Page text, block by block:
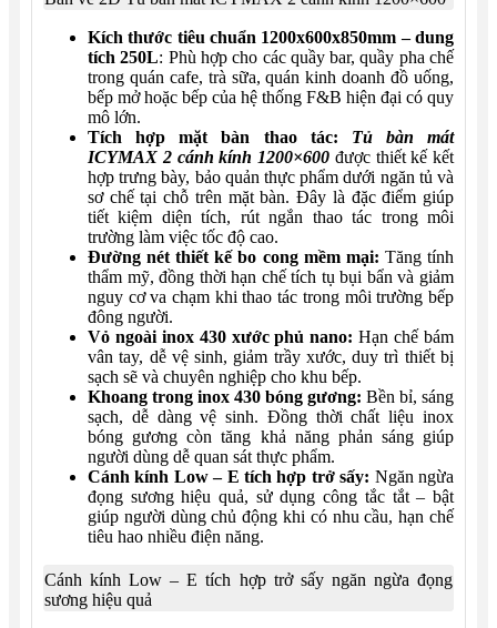
Kích thước tiêu chuẩn 1200x600x850mm – dung
tích 250L: Phù hợp cho các quầy bar, quầy pha chế
trong quán cafe, trà sữa, quán kinh doanh đồ uống,
bếp mở hoặc bếp của hệ thống F&B hiện đại có quy
mô lớn.
Tích hợp mặt bàn thao tác: Tủ bàn mát
ICYMAX 2 cánh kính 1200×600 được thiết kế kết
hợp trưng bày, bảo quản thực phẩm dưới ngăn tủ và
sơ chế tại chỗ trên mặt bàn. Đây là đặc điểm giúp
tiết kiệm diện tích, rút ngắn thao tác trong môi
trường làm việc tốc độ cao.
Đường nét thiết kế bo cong mềm mại: Tăng tính
thẩm mỹ, đồng thời hạn chế tích tụ bụi bẩn và giảm
nguy cơ va chạm khi thao tác trong môi trường bếp
đông người.
Vỏ ngoài inox 430 xước phủ nano: Hạn chế bám
vân tay, dễ vệ sinh, giảm trầy xước, duy trì thiết bị
sạch sẽ và chuyên nghiệp cho khu bếp.
Khoang trong inox 430 bóng gương: Bền bỉ, sáng
sạch, dễ dàng vệ sinh. Đồng thời chất liệu inox
bóng gương còn tăng khả năng phản sáng giúp
người dùng dễ quan sát thực phẩm.
Cánh kính Low – E tích hợp trở sấy: Ngăn ngừa
đọng sương hiệu quả, sử dụng công tắc tắt – bật
giúp người dùng chủ động khi có nhu cầu, hạn chế
tiêu hao nhiều điện năng.
Cánh kính Low – E tích hợp trở sấy ngăn ngừa đọng
sương hiệu quả